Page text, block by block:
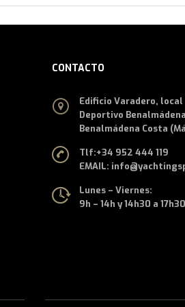
CONTACTO
Edificio Varadero,
Deportivo
Benalmádena Costa
Tlf:+34 952 444 119
EMAIL:
Lunes – Viernes:
9h – 14h y 14h30 a 17h30